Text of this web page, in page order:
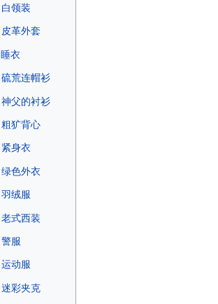
白领装
皮革外套
睡衣
硫荒连帽衫
神父的衬衫
粗犷背心
紧身衣
绿色外衣
羽绒服
老式西装
警服
运动服
迷彩夹克